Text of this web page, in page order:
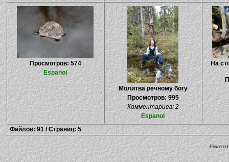
Просмотров: 574
Espanol
Молитва речному богу
Просмотров: 995
Комментариев: 2
Espanol
На
Файлов: 91 / Страниц: 5